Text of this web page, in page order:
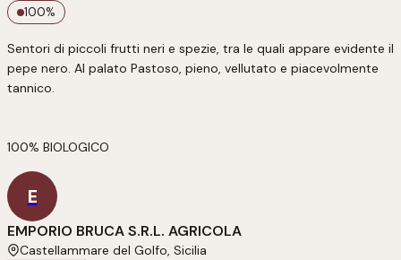
100%
Sentori di piccoli frutti neri e spezie, tra le quali appare evidente il
pepe nero. Al palato Pastoso, pieno, vellutato e piacevolmente
tannico.
100% BIOLOGICO
E
EMPORIO BRUCA S.R.L. AGRICOLA
Castellammare del Golfo, Sicilia